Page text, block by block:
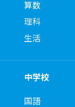
算数
理科
生活
中学校
国語